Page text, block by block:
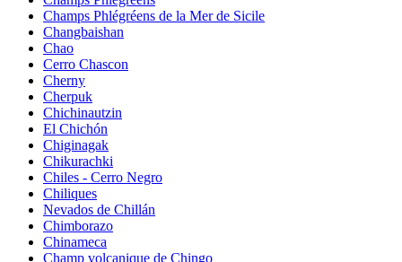
Champs Phlégréens de la Mer de Sicile
Changbaishan
Chao
Cerro Chascon
Cherny
Cherpuk
Chichinautzin
El Chichón
Chiginagak
Chikurachki
Chiles - Cerro Negro
Chiliques
Nevados de Chillán
Chimborazo
Chinameca
Champ volcanique de Chingo